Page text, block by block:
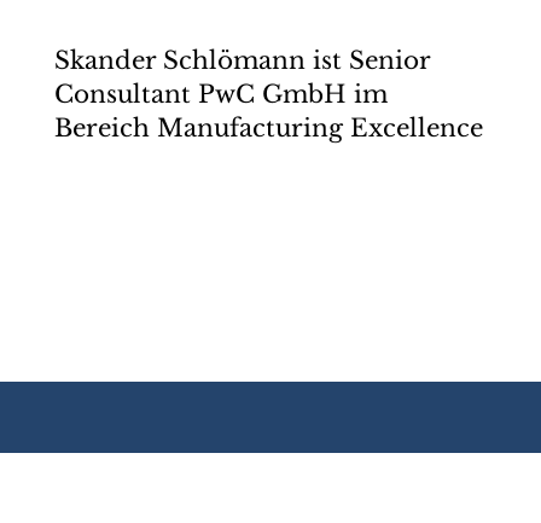
Skander Schlömann ist Senior
Consultant PwC GmbH im
Bereich Manufacturing Excellence